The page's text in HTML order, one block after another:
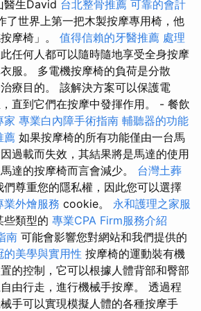
醫生David 台北整骨推薦 可靠的會計
了世界上第一把木製按摩專用椅，他
摩椅」。 值得信賴的牙醫推薦 處理
任何人都可以隨時隨地享受全身按摩
服。 多電機按摩椅的負荷是分散
療目的。 該解決方案可以保護電
直到它們在按摩中發揮作用。 - 餐飲
家 專業白內障手術指南 輔聽器的功能
薦 如果按摩椅的所有功能僅由一台馬
過載而失效，其結果將是馬達的使用
達的按摩椅而言會減少。 台灣土葬
們尊重您的隱私權，因此您可以選擇
業外燴服務 cookie。 永和護理之家服
些類型的 專業CPA Firm服務介紹
南 可能會影響您對網站和我們提供的
的美學與實用性 按摩椅的運動裝有機
的控制，它可以根據人體背部和臀部
由行走，進行機械手按摩。 透過程
手可以實現模擬人體的各種按摩手